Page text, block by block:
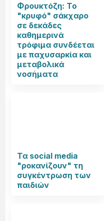
Φρουκτόζη: Το
"κρυφό" σάκχαρο
σε δεκάδες
καθημερινά
τρόφιμα συνδέεται
με παχυσαρκία και
μεταβολικά
νοσήματα
Τα social media
"ροκανίζουν" τη
συγκέντρωση των
παιδιών